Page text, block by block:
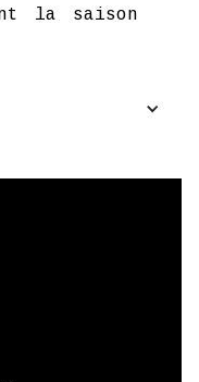
la saison